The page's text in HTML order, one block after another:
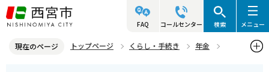
こ
の
FAQ コールセンター 検索 メニュー
現在のページ トップページ くらし・手続き
年金